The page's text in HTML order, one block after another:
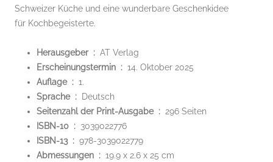
Schweizer Küche und eine wunderbare Geschenkidee
für Kochbegeisterte.
Herausgeber ‏ : ‎ AT Verlag
Erscheinungstermin ‏ : ‎ 14. Oktober 2025
Auflage ‏ : ‎ 1.
Sprache ‏ : ‎
Deutsch
Seitenzahl der Print-Ausgabe ‏ : ‎ 296 Seiten
ISBN-10 ‏ : ‎ 3039022776
ISBN-13 ‏ : ‎ 978-3039022779
Abmessungen ‏ : ‎ 19.9 x 2.6 x 25 cm